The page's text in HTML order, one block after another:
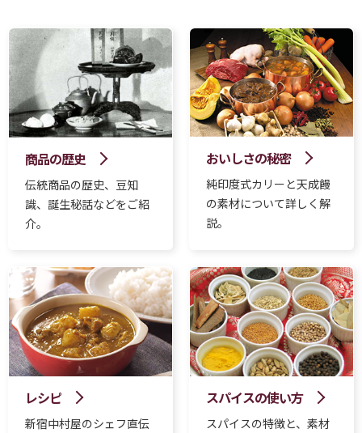
商品の歴史
伝統商品の歴史、豆知
識、誕生秘話などをご紹
介。
おいしさの秘密
純印度式カリーと天成饅
の素材について詳しく解
説。
レシピ
新宿中村屋のシェフ直伝
スパイスの使い方
スパイスの特徴と、素材